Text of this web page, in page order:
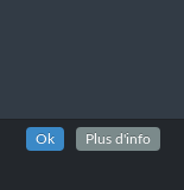
Ok Plus d'info